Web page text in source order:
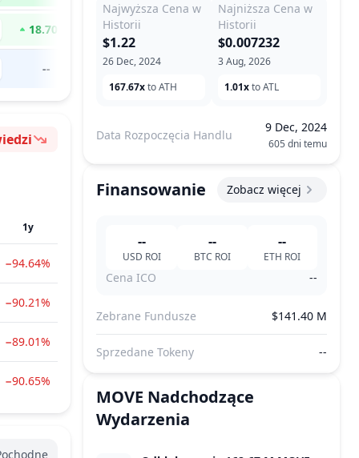
18.70
--
1y
−94.64%
−90.21%
−89.01%
−90.65%
Najwyższa Cena w
Historii
26 Dec, 2024
$1.22
167.67xto ATH
Najniższa Cena w
Historii
3 Aug, 2026
$0.007232
1.01xto ATL
Data Rozpoczęcia Handlu
9 Dec, 2024
605 dni temu
Finansowanie Zobacz więcej
--
USD ROI
--
BTC ROI
--
ETH ROI
Cena ICO --
Zebrane Fundusze $141.40 M
Sprzedane Tokeny --
MOVE Nadchodzące
Wydarzenia